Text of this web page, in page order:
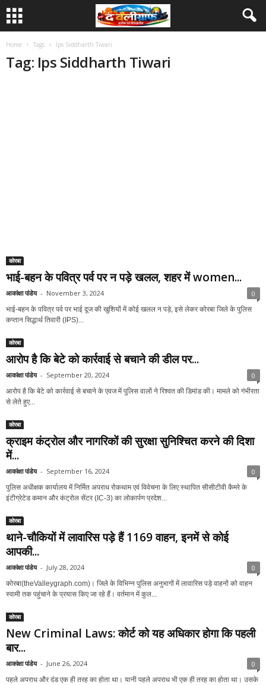
Home Tags Ips Siddharth Tiwari
Tag: Ips Siddharth Tiwari
कोरबा
भाई-बहन के पवित्र पर्व पर न पड़े खलल, शहर में women...
आकांक्षा पांडेय - November 3, 2024 0
भाई-बहन के पवित्र पर्व पर भाई दूज की खुशियों में कोई खलल न पड़े, इसे लेकर कोरबा जिले के पुलिस
कप्तान सिद्धार्थ तिवारी (IPS)...
कोरबा
आरोप है कि बेटे को कार्रवाई से बचाने की डील पर...
आकांक्षा पांडेय - September 20, 2024 0
आरोप है कि बेटे को कार्रवाई से बचाने के एवज में पुलिस वालों ने रिश्वत की डिमांड की। मामले को गंभीरता
से लेते हुए...
कोरबा
क्राइम कंट्रोल और नागरिकों की सुरक्षा सुनिश्चित करने की दिशा
में...
आकांक्षा पांडेय - September 16, 2024 0
पुलिस अधीक्षक कार्यालय में निर्मित अपराध रोकथाम एवं विवेचना के लिए स्थापित सीसीटीवी कैमरे के
इंटीग्रेटेड कमान और कंट्रोल सेंटर (IC-3) का लोकार्पण प्रदेश...
कोरबा
थाने-चौकियों में लावारिस पड़े हैं 1169 वाहन, इनमें से कोई
आपकी...
आकांक्षा पांडेय - July 28, 2024 0
कोरबा(theValleygraph.com)। जिले के विभिन्न पुलिस अनुभागों में लावारिस पड़े वाहनों को वाहन
स्वामी तक पहुंचाने के प्रयास किए जा रहे हैं। वर्तमान में कुल...
कोरबा
New Criminal Laws: कोर्ट को यह अधिकार होगा कि पहली
बार...
आकांक्षा पांडेय - June 26, 2024 0
पहले अपराध और दंड एक ही तरह का होता था। यानी पहले अपराध भी एक ही तरह का होता था। उसके